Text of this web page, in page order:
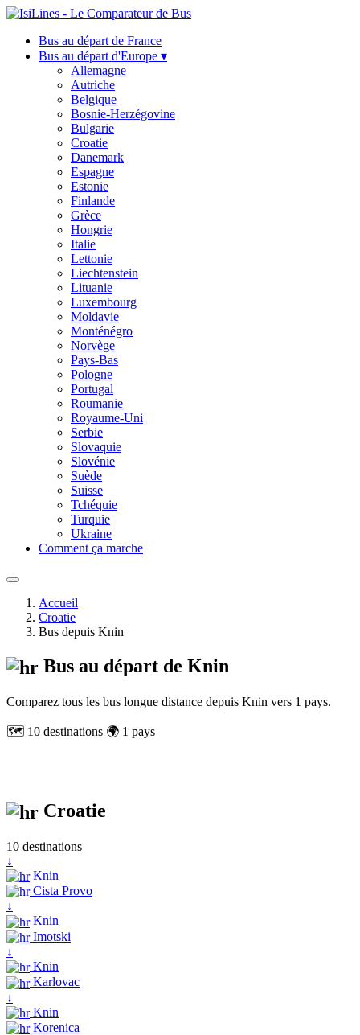
Bus au départ de France
Bus au départ d'Europe ▾
Allemagne
Autriche
Belgique
Bosnie-Herzégovine
Bulgarie
Croatie
Danemark
Espagne
Estonie
Finlande
Grèce
Hongrie
Italie
Lettonie
Liechtenstein
Lituanie
Luxembourg
Moldavie
Monténégro
Norvège
Pays-Bas
Pologne
Portugal
Roumanie
Royaume-Uni
Serbie
Slovaquie
Slovénie
Suède
Suisse
Tchéquie
Turquie
Ukraine
Comment ça marche
Accueil
Croatie
Bus depuis Knin
Bus au départ de Knin
Comparez tous les bus longue distance depuis Knin vers 1 pays.
🗺️ 10 destinations 🌍 1 pays
Croatie
10 destinations
↓
Knin
Cista Provo
↓
Knin
Imotski
↓
Knin
Karlovac
↓
Knin
Korenica